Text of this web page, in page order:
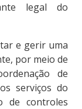
legal do
e gerir uma
por meio de
de
serviços do
de controles